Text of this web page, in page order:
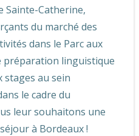
Sainte-Catherine,
du marché des
dans le Parc aux
préparation linguistique
stages au sein
le cadre du
leur souhaitons une
à Bordeaux !